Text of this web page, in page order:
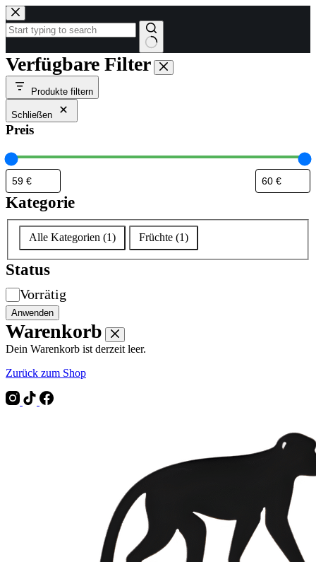
Zum
Inhalt
springen
Keine
Ergebnisse
Verfügbare Filter
Produkte filtern
Schließen
Preis
Kategorie
Kategorie
Alle Kategorien (1) Früchte (1)
Status
Verfügbarkeit
Vorrätig
Anwenden
Warenkorb
Dein Warenkorb ist derzeit leer.
Zurück zum Shop